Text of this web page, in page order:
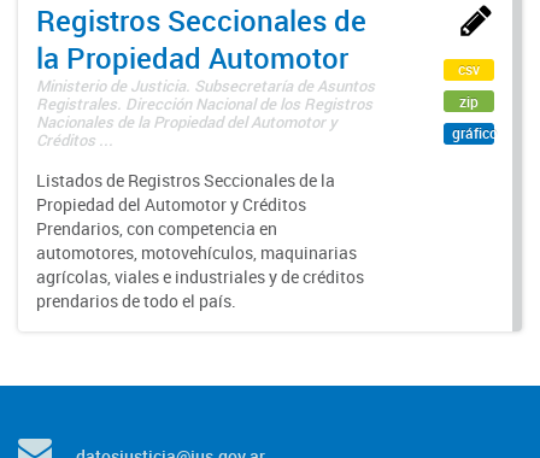
Registros Seccionales de
la Propiedad Automotor
Ministerio de Justicia. Subsecretaría de Asuntos
Registrales. Dirección Nacional de los Registros
Nacionales de la Propiedad del Automotor y
Créditos ...
Listados de Registros Seccionales de la
Propiedad del Automotor y Créditos
Prendarios, con competencia en
automotores, motovehículos, maquinarias
agrícolas, viales e industriales y de créditos
prendarios de todo el país.
csv
zip
gráfico